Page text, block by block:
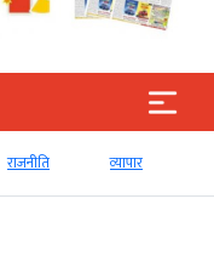
राजनीति व्‍यापार